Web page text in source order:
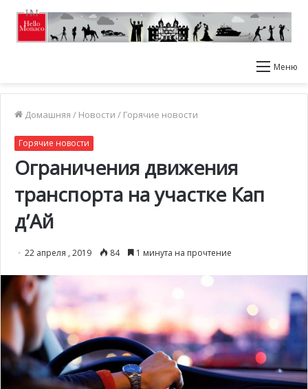
Меню
Домашняя / Новости / Горячие новости
Горячие новости
Ограничения движения
транспорта на участке Кап
д’Ай
22 апреля , 2019 84 1 минута на прочтение